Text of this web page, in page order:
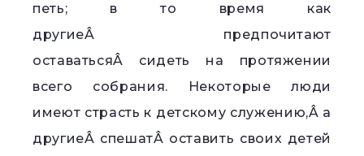
петь; в то время как
другиеÂ предпочитают
оставатьсяÂ сидеть на протяжении
всего собрания. Некоторые люди
имеют страсть к детскому служению,Â а
другиеÂ спешатÂ оставить своих детей